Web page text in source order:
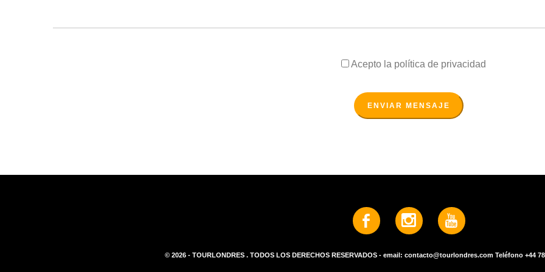
Acepto la política de privacidad
© 2026 - TOURLONDRES . TODOS LOS DERECHOS RESERVADOS - email: contacto@tourlondres.com Teléfono +44